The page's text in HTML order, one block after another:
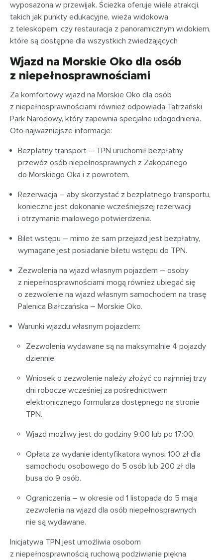
wyposażona w przewijak. Ścieżka oferuje wiele atrakcji,
takich jak punkty edukacyjne, wieża widokowa
z teleskopem, czy restauracja z panoramicznym widokiem,
które są dostępne dla wszystkich zwiedzających
Wjazd na Morskie Oko dla osób
z niepełnosprawnościami
Za komfortowy wjazd na Morskie Oko dla osób
z niepełnosprawnościami również odpowiada Tatrzański
Park Narodowy, który zapewnia specjalne udogodnienia.
Oto najważniejsze informacje:
Bezpłatny transport – TPN uruchomił bezpłatny
przewóz osób niepełnosprawnych z Zakopanego
do Morskiego Oka i z powrotem.
Rezerwacja – aby skorzystać z bezpłatnego transportu,
konieczne jest dokonanie wcześniejszej rezerwacji
i otrzymanie mailowego potwierdzenia.
Bilet wstępu – mimo że sam przejazd jest bezpłatny,
wymagane jest posiadanie biletu wstępu do TPN.
Zezwolenia na wjazd własnym pojazdem – osoby
z niepełnosprawnościami mogą również ubiegać się
o zezwolenie na wjazd własnym samochodem na trasę
Palenica Białczańska – Morskie Oko.
Warunki wjazdu własnym pojazdem:
Zezwolenia wydawane są na maksymalnie 4 pojazdy
dziennie.
Wniosek o zezwolenie należy złożyć co najmniej trzy
dni robocze wcześniej za pośrednictwem
elektronicznego formularza dostępnego na stronie
TPN.
Wjazd możliwy jest do godziny 9:00 lub po 17:00.
Opłata za wydanie identyfikatora wynosi 100 zł dla
samochodu osobowego do 5 osób lub 200 zł dla
busa do 9 osób.
Ograniczenia – w okresie od 1 listopada do 5 maja
zezwolenia na wjazd dla osób niepełnosprawnych
nie są wydawane.
Inicjatywa TPN jest umożliwia osobom
z niepełnosprawnością ruchową podziwianie piękna